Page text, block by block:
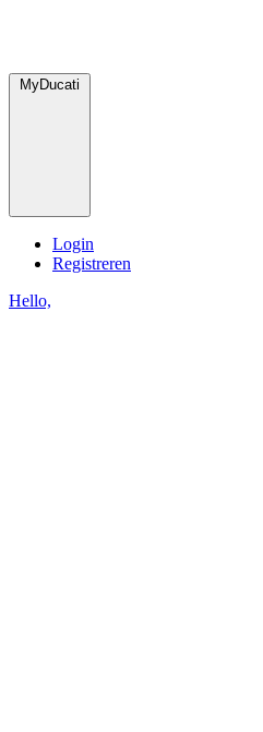
MyDucati
Login
Registreren
Hello,